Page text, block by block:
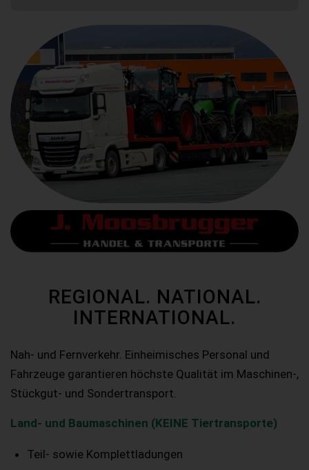
REGIONAL. NATIONAL.
INTERNATIONAL.
Nah- und Fernverkehr. Einheimisches Personal und
Fahrzeuge garantieren höchste Qualität im Maschinen-,
Stückgut- und Sondertransport.
Land- und Baumaschinen (KEINE Tiertransporte)
Teil- sowie Komplettladungen